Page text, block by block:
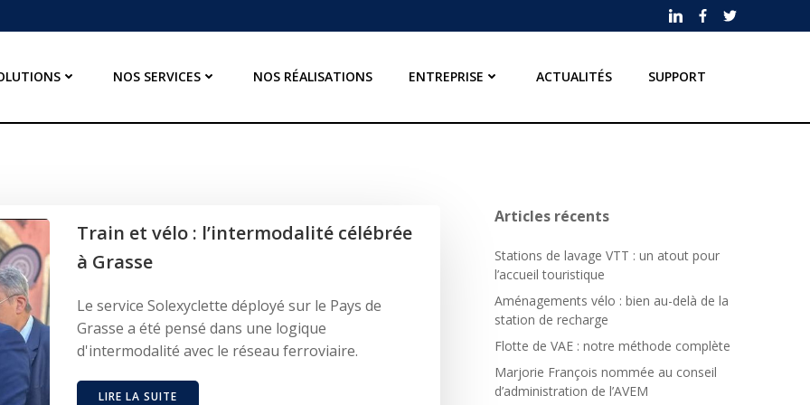
NOS SERVICES NOS RÉALISATIONS ENTREPRISE ACTUALITÉS SUPPORT
Train et vélo : l’intermodalité célébrée
à Grasse
Le service Solexyclette déployé sur le Pays de
Grasse a été pensé dans une logique
d'intermodalité avec le réseau ferroviaire.
LIRE LA SUITE
Articles récents
Stations de lavage VTT : un atout pour
l’accueil touristique
Aménagements vélo : bien au-delà de la
station de recharge
Flotte de VAE : notre méthode complète
Marjorie François nommée au conseil
d’administration de l’AVEM